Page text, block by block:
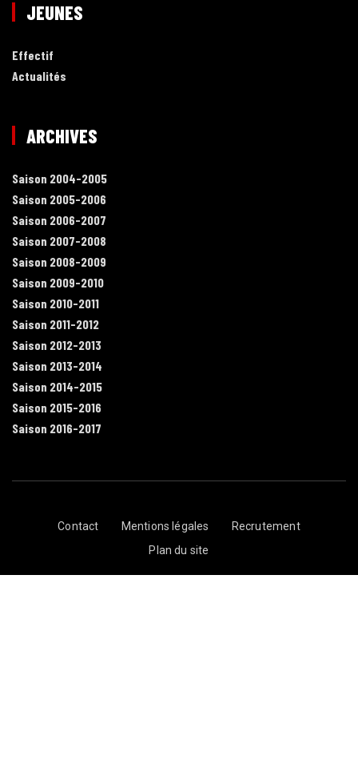
JEUNES
Effectif
Actualités
ARCHIVES
Saison 2004-2005
Saison 2005-2006
Saison 2006-2007
Saison 2007-2008
Saison 2008-2009
Saison 2009-2010
Saison 2010-2011
Saison 2011-2012
Saison 2012-2013
Saison 2013-2014
Saison 2014-2015
Saison 2015-2016
Saison 2016-2017
Contact Mentions légales
Recrutement
Plan du site